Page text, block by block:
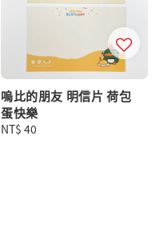
嗚比的朋友 明信片 荷包
蛋快樂
Regular
NT$ 40